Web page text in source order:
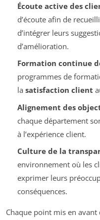
Écoute active des
d’écoute afin de
d’intégrer leurs
d’amélioration.
Formation continue
programmes de
la satisfaction client
Alignement des
chaque département
à l’expérience client.
Culture de la
environnement où les
exprimer leurs
conséquences.
Chaque point mis en avant